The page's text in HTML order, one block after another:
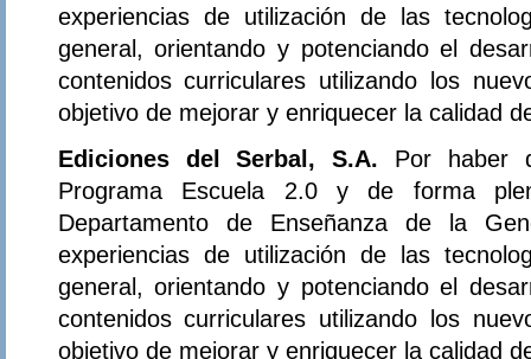
experiencias de utilización de las
general, orientando y potenciando el
contenidos curriculares utilizando los
objetivo de mejorar y enriquecer la calidad
Ediciones del Serbal, S.A. Por haber
Programa Escuela 2.0 y de forma
Departamento de Enseñanza de la
experiencias de utilización de las
general, orientando y potenciando el
contenidos curriculares utilizando los
objetivo de mejorar y enriquecer la calidad